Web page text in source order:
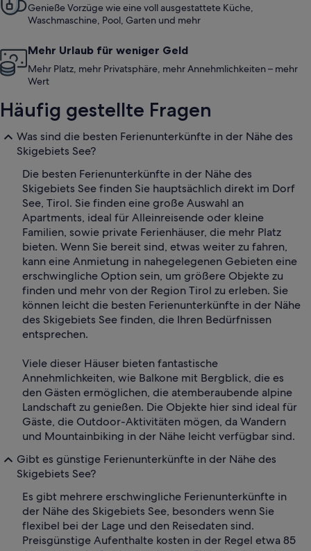
Genieße Vorzüge wie eine voll ausgestattete Küche,
Waschmaschine, Pool, Garten und mehr
Mehr Urlaub für weniger Geld
Mehr Platz, mehr Privatsphäre, mehr Annehmlichkeiten – mehr
Wert
Häufig gestellte Fragen
Was sind die besten Ferienunterkünfte in der Nähe des
Skigebiets See?
Die besten Ferienunterkünfte in der Nähe des
Skigebiets See finden Sie hauptsächlich direkt im Dorf
See, Tirol. Sie finden eine große Auswahl an
Apartments, ideal für Alleinreisende oder kleine
Familien, sowie private Ferienhäuser, die mehr Platz
bieten. Wenn Sie bereit sind, etwas weiter zu fahren,
kann eine Anmietung in nahegelegenen Gebieten eine
erschwingliche Option sein, um größere Objekte zu
finden und mehr von der Region Tirol zu erleben. Sie
können leicht die besten Ferienunterkünfte in der Nähe
des Skigebiets See finden, die Ihren Bedürfnissen
entsprechen.
Viele dieser Häuser bieten fantastische
Annehmlichkeiten, wie Balkone mit Bergblick, die es
den Gästen ermöglichen, die atemberaubende alpine
Landschaft zu genießen. Die Objekte hier sind ideal für
Gäste, die Outdoor-Aktivitäten mögen, da Wandern
und Mountainbiking in der Nähe leicht verfügbar sind.
Gibt es günstige Ferienunterkünfte in der Nähe des
Skigebiets See?
Es gibt mehrere erschwingliche Ferienunterkünfte in
der Nähe des Skigebiets See, besonders wenn Sie
flexibel bei der Lage und den Reisedaten sind.
Preisgünstige Aufenthalte kosten in der Regel etwa 85